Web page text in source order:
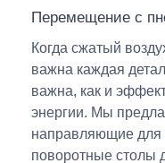
Перемещение с
Когда сжатый
важна каждая
важна, как и
энергии. Мы
направляющие для
поворотные столы